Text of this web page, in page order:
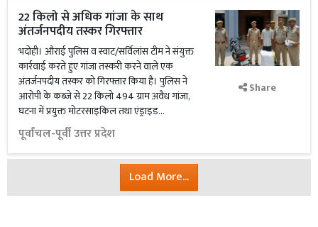
22 किलो से अधिक गांजा के साथ
अंतर्जनपदीय तस्कर गिरफ्तार
भदोही। औराई पुलिस व स्वाट/सर्विलांस टीम ने संयुक्त
कार्रवाई करते हुए गांजा तस्करी करने वाले एक
अंतर्जनपदीय तस्कर को गिरफ्तार किया है। पुलिस ने
आरोपी के कब्जे से 22 किलो 494 ग्राम अवैध गांजा,
घटना में प्रयुक्त मोटरसाइकिल तथा एंड्राइड...
पूर्वांचल-पूर्वी उत्तर प्रदेश
Share
Load More...